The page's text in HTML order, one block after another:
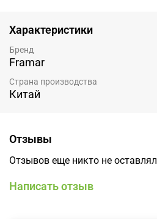
Характеристики
Бренд
Framar
Страна производства
Китай
Отзывы
Отзывов еще никто не оставлял
Написать отзыв